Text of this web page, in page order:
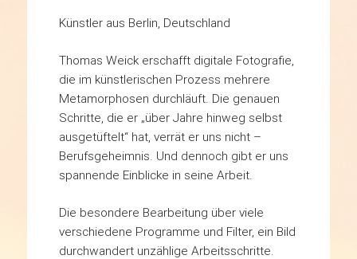
Künstler aus Berlin, Deutschland
Thomas Weick erschafft digitale Fotografie,
die im künstlerischen Prozess mehrere
Metamorphosen durchläuft. Die genauen
Schritte, die er „über Jahre hinweg selbst
ausgetüftelt“ hat, verrät er uns nicht –
Berufsgeheimnis. Und dennoch gibt er uns
spannende Einblicke in seine Arbeit.
Die besondere Bearbeitung über viele
verschiedene Programme und Filter, ein Bild
durchwandert unzählige Arbeitsschritte.